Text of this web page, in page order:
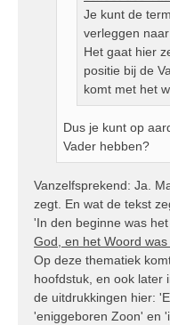
Je kunt de
verleggen
Het gaat hier
positie bij de
komt met het
Dus je kunt op
Vader hebben?
Vanzelfsprekend: Ja.
zegt. En wat de tekst
'In den beginne was
God, en het Woord was
Op deze thematiek
hoofdstuk, en ook later
de uitdrukkingen hier:
'eniggeboren Zoon' en